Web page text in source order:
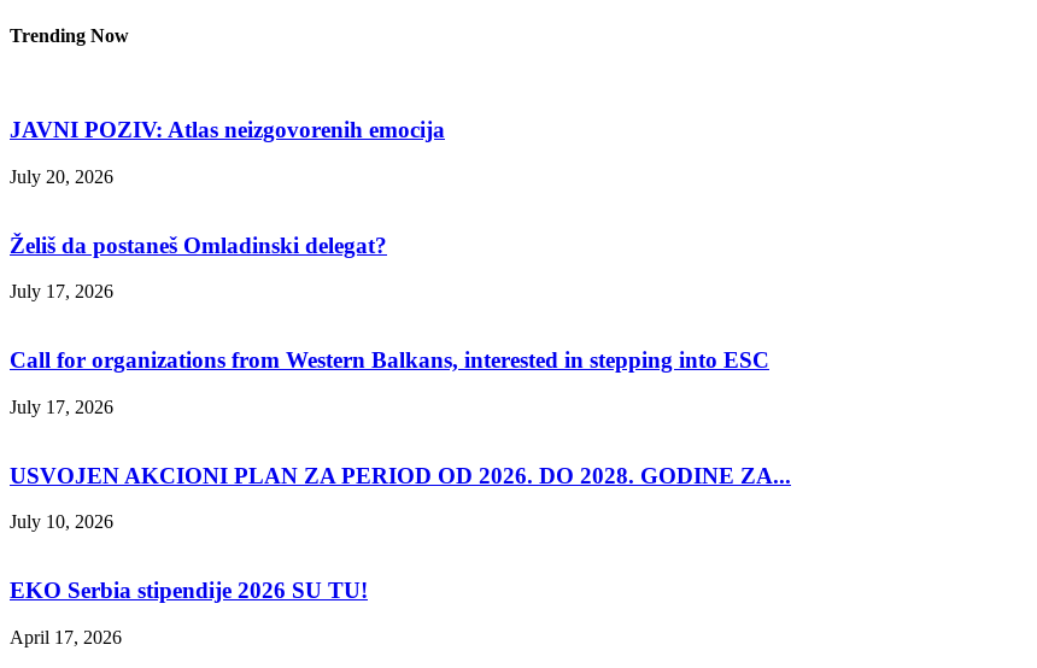
Trending Now
JAVNI POZIV: Atlas neizgovorenih emocija
July 20, 2026
Želiš da postaneš Omladinski delegat?
July 17, 2026
Call for organizations from Western Balkans, interested in stepping into ESC
July 17, 2026
USVOJEN AKCIONI PLAN ZA PERIOD OD 2026. DO 2028. GODINE ZA...
July 10, 2026
EKO Serbia stipendije 2026 SU TU!
April 17, 2026